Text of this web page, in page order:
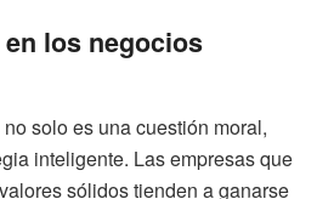
los negocios
solo es una cuestión moral,
inteligente. Las empresas que
sólidos tienden a ganarse